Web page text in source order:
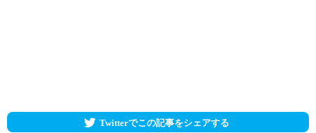
Twitterでこの記事をシェアする